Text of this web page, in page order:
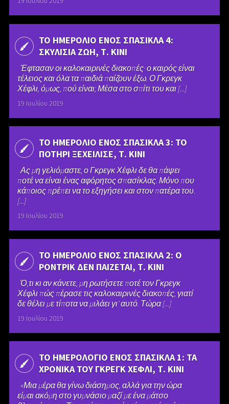
ΤΟ ΗΜΕΡΟΛΙΟ ΕΝΟΣ ΣΠΑΣΙΚΛΑ 4:
ΣΚΥΛΙΣΙΑ ΖΩΗ, Τ. ΚΙΝΙ
Έφτασαν οι καλοκαιρινές διακοπές· ο καιρός είναι
τέλειος και όλα τα παιδιά παίζουν έξω. Ο Γκρεγκ
Χέφλι, όμως, πού είναι; Μέσα στο σπίτι του και [...]
19 Ιουλίου 2019
ΤΟ ΗΜΕΡΟΛΙΟ ΕΝΟΣ ΣΠΑΣΙΚΛΑ 3: ΤΟ
ΠΟΤΗΡΙ ΞΕΧΕΙΛΙΣΕ, Τ. ΚΙΝΙ
Ας μη γελιόμαστε, ο Γκρεγκ Χέφλι δε θα πάψει
ποτέ να είναι ένας αφόρητος σπασίκλας. Μόνο που
κάποιος πρέπει να το εξηγήσει και στον πατέρα του.
[...]
19 Ιουλίου 2019
ΤΟ ΗΜΕΡΟΛΙΟ ΕΝΟΣ ΣΠΑΣΙΚΛΑ 2: Ο
ΡΟΝΤΡΙΚ ΔΕΝ ΠΑΙΖΕΤΑΙ, Τ. ΚΙΝΙ
Ό,τι κι αν κάνετε, μη ρωτήσετε ποτέ τον Γκρεγκ
Χέφλι πώς πέρασε τις καλοκαιρινές διακοπές, γιατί
δε θέλει με τίποτα να μιλάει γι’ αυτό. Τώρα [...]
19 Ιουλίου 2019
ΤΟ ΗΜΕΡΟΛΟΓΙΟ ΕΝΟΣ ΣΠΑΣΙΚΛΑ 1: ΤΑ
ΧΡΟΝΙΚΑ ΤΟΥ ΓΚΡΕΓΚ ΧΕΦΛΙ, Τ. ΚΙΝΙ
«Μια μέρα θα γίνω διάσημος, αλλά για την ώρα
είμαι ακόμη στο γυμνάσιο μαζί με ένα μάτσο